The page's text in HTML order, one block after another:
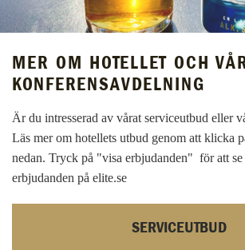
MER OM HOTELLET OCH
KONFERENSAVDELNING
Är du intresserad av vårat serviceutbud eller
Läs mer om hotellets utbud genom att klicka
nedan. Tryck på "visa erbjudanden" för att
erbjudanden på elite.se
SERVICEUTBUD